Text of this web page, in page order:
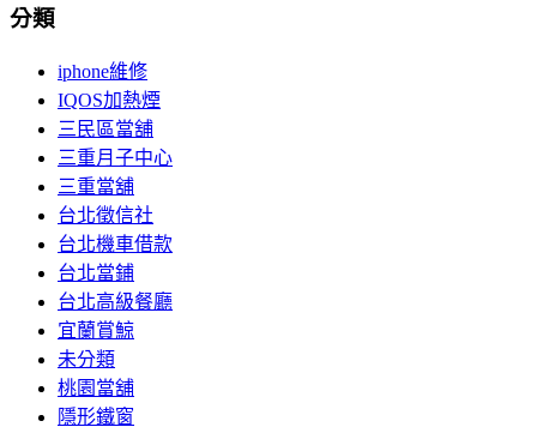
分類
iphone維修
IQOS加熱煙
三民區當舖
三重月子中心
三重當舖
台北徵信社
台北機車借款
台北當鋪
台北高級餐廳
宜蘭賞鯨
未分類
桃園當舖
隱形鐵窗